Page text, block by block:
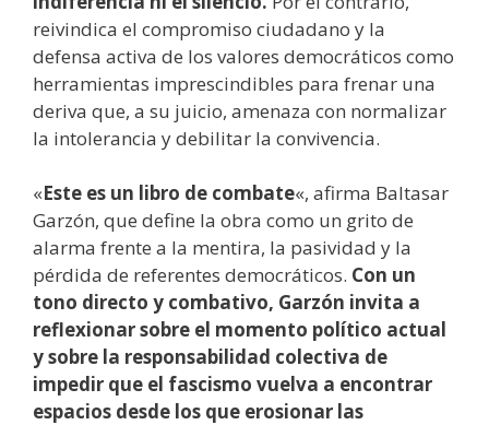
reivindica el compromiso ciudadano y la
defensa activa de los valores democráticos como
herramientas imprescindibles para frenar una
deriva que, a su juicio, amenaza con normalizar
la intolerancia y debilitar la convivencia.
«Este es un libro de combate«, afirma Baltasar
Garzón, que define la obra como un grito de
alarma frente a la mentira, la pasividad y la
pérdida de referentes democráticos. Con un
tono directo y combativo, Garzón invita a
reflexionar sobre el momento político actual
y sobre la responsabilidad colectiva de
impedir que el fascismo vuelva a encontrar
espacios desde los que erosionar las